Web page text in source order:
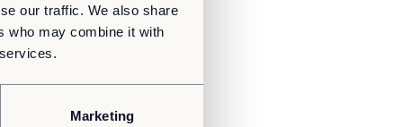
our traffic. We also share
who may combine it with
Marketing